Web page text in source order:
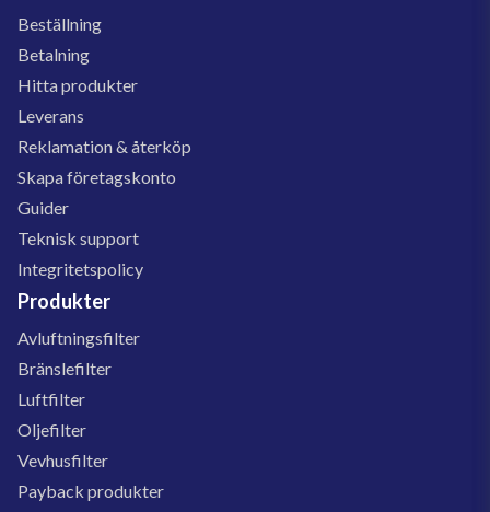
Beställning
Betalning
Hitta produkter
Leverans
Reklamation & återköp
Skapa företagskonto
Guider
Teknisk support
Integritetspolicy
Produkter
Avluftningsfilter
Bränslefilter
Luftfilter
Oljefilter
Vevhusfilter
Payback produkter